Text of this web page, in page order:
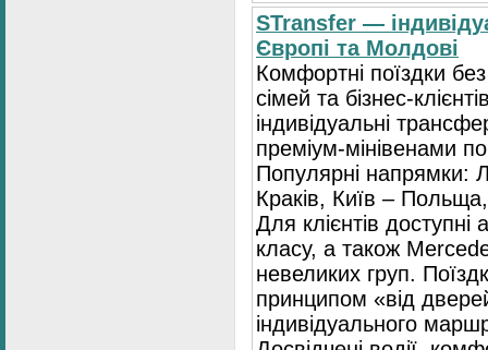
STransfer —
Європі та Молдові
Комфортні поїздки
сімей та бізнес-
індивідуальні
преміум-мінівенами
Популярні напрямки:
Краків, Київ –
Для клієнтів
класу, а також
невеликих груп.
принципом «від
індивідуального